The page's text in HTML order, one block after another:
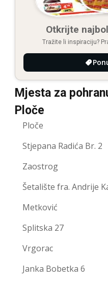
Otkrijte
Tražite li inspiraciju?
Mjesta za
Ploče
Ploče
Stjepana Radića Br. 2
Zaostrog
Šetalište fra. Andrije
Metković
Splitska 27
Vrgorac
Janka Bobetka 6